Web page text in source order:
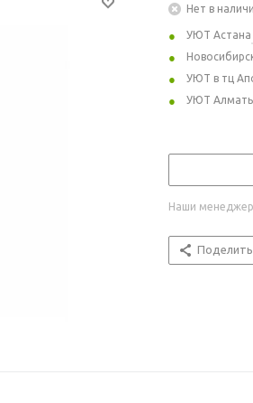
Нет в
УЮТ Астана
УЮТ в тц
УЮТ
Наши